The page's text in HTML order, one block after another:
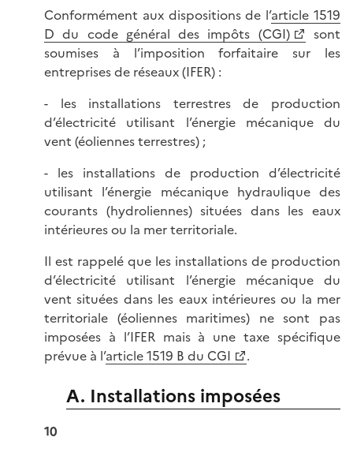
Conformément aux dispositions de l’article 1519
D du code général des impôts (CGI)
sont
soumises à l’imposition forfaitaire sur les
entreprises de réseaux (IFER) :
- les installations terrestres de production
d’électricité utilisant l’énergie mécanique du
vent (éoliennes terrestres) ;
- les installations de production d’électricité
utilisant l’énergie mécanique hydraulique des
courants (hydroliennes) situées dans les eaux
intérieures ou la mer territoriale.
Il est rappelé que les installations de production
d’électricité utilisant l’énergie mécanique du
vent situées dans les eaux intérieures ou la mer
territoriale (éoliennes maritimes) ne sont pas
imposées à l’IFER mais à une taxe spécifique
prévue à l’article 1519 B du CGI .
A. Installations imposées
10